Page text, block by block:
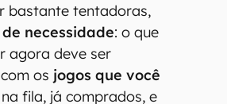
bastante tentadoras,
necessidade: o que
agora deve ser
os jogos que você
fila, já comprados, e